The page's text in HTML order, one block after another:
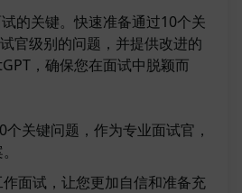
的关键。快速准备通过10个关
官级别的问题，并提供改进的
，确保您在面试中脱颖而
关键问题，作为专业面试官，
面试，让您更加自信和准备充